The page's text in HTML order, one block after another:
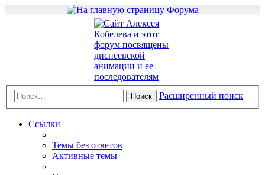
Поиск Расширенный поиск
Ссылки
Темы без ответов
Активные темы